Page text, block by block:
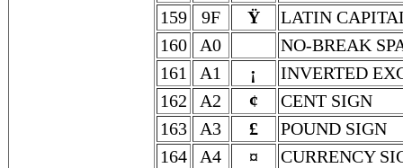
159
9F Ÿ
LATIN
160
A0
NO-BREAK
161
A1 ¡
INVERTED
162
A2 ¢
CENT SIGN
163
A3 £
POUND SIGN
164
A4 ¤
CURRENCY